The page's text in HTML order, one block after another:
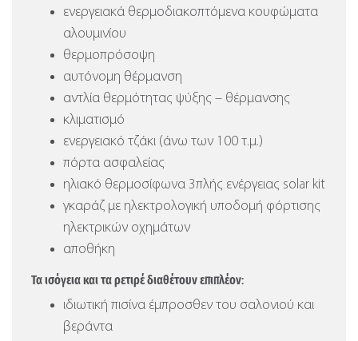
ενεργειακά θερμοδιακοπτόμενα κουφώματα
αλουμινίου
θερμοπρόσοψη
αυτόνομη θέρμανση
αντλία θερμότητας ψύξης – θέρμανσης
κλιματισμό
ενεργειακό τζάκι (άνω των 100 τ.μ.)
πόρτα ασφαλείας
ηλιακό θερμοσίφωνα 3πλής ενέργειας solar kit
γκαράζ με ηλεκτρολογική υποδομή φόρτισης
ηλεκτρικών οχημάτων
αποθήκη
Τα ισόγεια και τα ρετιρέ διαθέτουν επιπλέον:
ιδιωτική πισίνα έμπροσθεν του σαλονιού και
βεράντα